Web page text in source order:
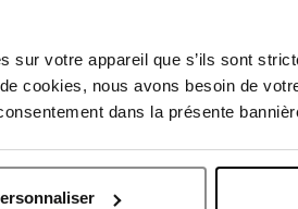
sur votre appareil que s’ils sont
cookies, nous avons besoin de
dans la présente
chose ?